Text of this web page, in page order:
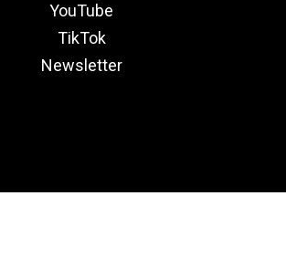
YouTube
TikTok
Newsletter